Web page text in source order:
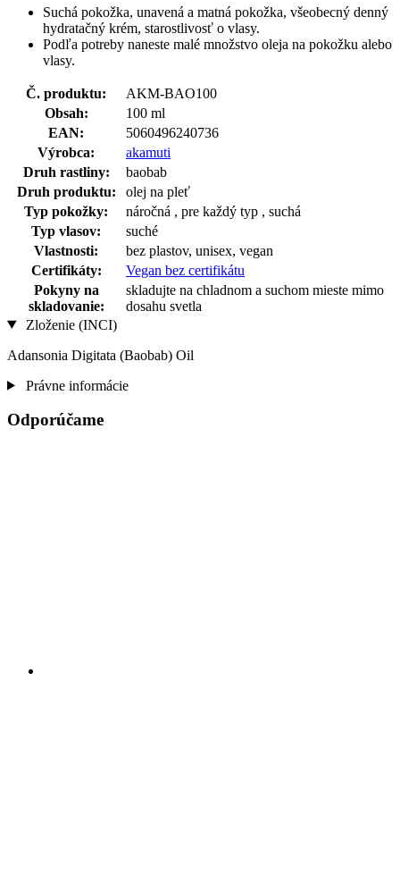
Suchá pokožka, unavená a matná pokožka, všeobecný denný
hydratačný krém, starostlivosť o vlasy.
Podľa potreby naneste malé množstvo oleja na pokožku alebo
vlasy.
Č. produktu:
AKM-BAO100
Obsah:
100 ml
EAN:
5060496240736
Výrobca:
akamuti
Druh rastliny:
baobab
Druh produktu:
olej na pleť
Typ pokožky:
náročná , pre každý typ , suchá
Typ vlasov:
suché
Vlastnosti:
bez plastov, unisex, vegan
Certifikáty:
Vegan bez certifikátu
Pokyny na
skladovanie:
skladujte na chladnom a suchom mieste mimo
dosahu svetla
Zloženie (INCI)
Adansonia Digitata (Baobab) Oil
Právne informácie
Odporúčame